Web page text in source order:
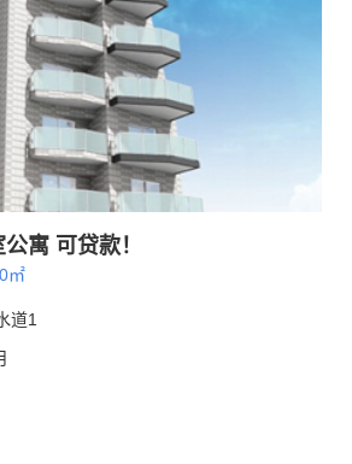
寓 可贷款！
㎡
道1